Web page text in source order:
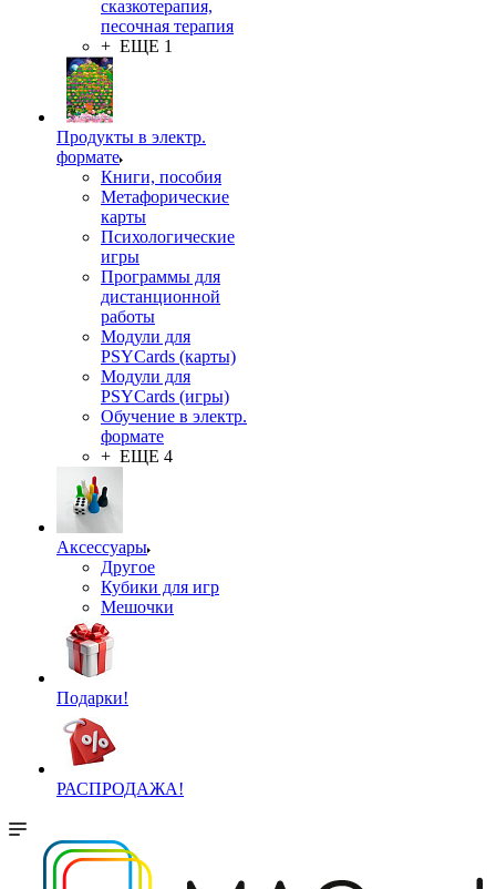
сказкотерапия,
песочная терапия
+ ЕЩЕ 1
Продукты в электр.
формате
Книги, пособия
Метафорические
карты
Психологические
игры
Программы для
дистанционной
работы
Модули для
PSYCards (карты)
Модули для
PSYCards (игры)
Обучение в электр.
формате
+ ЕЩЕ 4
Аксессуары
Другое
Кубики для игр
Мешочки
Подарки!
РАСПРОДАЖА!